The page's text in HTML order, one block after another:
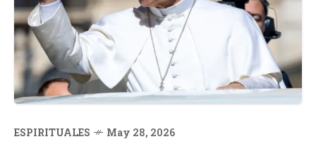
ESPIRITUALES May 28, 2026